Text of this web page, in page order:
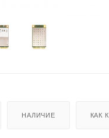
НАЛИЧИЕ КАК